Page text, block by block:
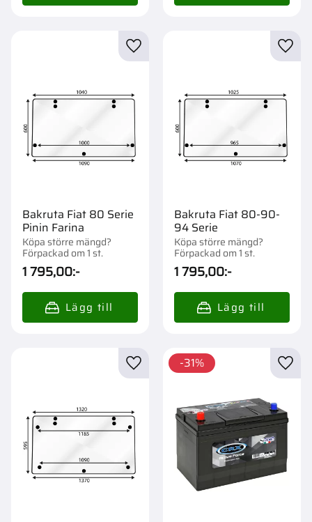
Bakruta Fiat 80 Serie
Pinin Farina
Köpa större mängd?
Förpackad om 1 st.
1 795,00:-
Lägg till i favoriter
Bakruta Fiat 80-90-
94 Serie
Köpa större mängd?
Förpackad om 1 st.
1 795,00:-
Lägg till i favoriter
31%